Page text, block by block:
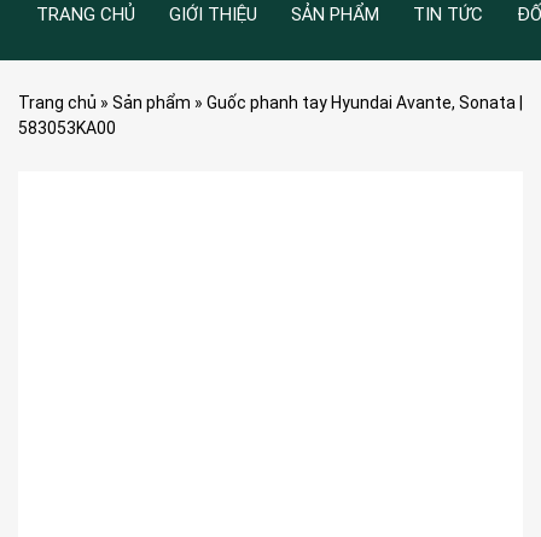
TRANG CHỦ GIỚI THIỆU SẢN PHẨM TIN TỨC
Trang chủ » Sản phẩm » Guốc phanh tay Hyundai Avante, Sonata |
583053KA00